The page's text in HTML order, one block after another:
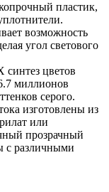
пластик,
возможность
угол светового
синтез цветов
миллионов
серого.
изготовлены из
или
прозрачный
с различными